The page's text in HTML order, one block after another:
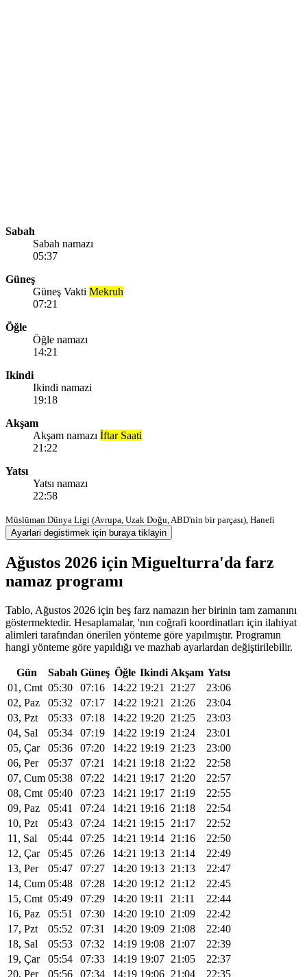
Sabah
Sabah namazı
05:37
Güneş
Güneş Vakti Mekruh
07:21
Öğle
Öğle namazı
14:21
Ikindi
Ikindi namazi
19:18
Akşam
Akşam namazı İftar Saati
21:22
Yatsı
Yatsı namazı
22:58
Müslüman Dünya Ligi (Avrupa, Uzak Doğu, ABD'nin bir parçası), Hanefi
Ayarlari degistirmek için buraya tiklayin
Ağustos 2026 için Miguelturra'da farz
namaz programı
Tablo, Ağustos 2026 için beş farz namazın her birinin tam zamanını
göstermektedir. Hesaplamalar, 'nın coğrafi koordinatları için ilahiyat
alimleri tarafından önerilen yönteme göre yapılmıştır. Programın
hangi yönteme göre yapıldığı ve mazhab ayarlardan değiştirilebilir.
Gün Sabah Güneş Öğle Ikindi Akşam Yatsı
01, Cmt 05:30 07:16 14:22 19:21 21:27
23:06
02, Paz
05:32 07:17 14:22 19:21 21:26
23:04
03, Pzt
05:33 07:18 14:22 19:20 21:25
23:03
04, Sal
05:34 07:19 14:22 19:19 21:24
23:01
05, Çar
05:36 07:20 14:22 19:19 21:23
23:00
06, Per
05:37 07:21 14:21 19:18 21:22
22:58
07, Cum 05:38 07:22 14:21 19:17 21:20
22:57
08, Cmt 05:40 07:23 14:21 19:17 21:19
22:55
09, Paz
05:41 07:24 14:21 19:16 21:18
22:54
10, Pzt
05:43 07:24 14:21 19:15 21:17
22:52
11, Sal
05:44 07:25 14:21 19:14 21:16
22:50
12, Çar
05:45 07:26 14:21 19:13 21:14
22:49
13, Per
05:47 07:27 14:20 19:13 21:13
22:47
14, Cum 05:48 07:28 14:20 19:12 21:12
22:45
15, Cmt 05:49 07:29 14:20 19:11 21:11
22:44
16, Paz
05:51 07:30 14:20 19:10 21:09
22:42
17, Pzt
05:52 07:31 14:20 19:09 21:08
22:40
18, Sal
05:53 07:32 14:19 19:08 21:07
22:39
19, Çar
05:54 07:33 14:19 19:07 21:05
22:37
20, Per
05:56 07:34 14:19 19:06 21:04 22:35